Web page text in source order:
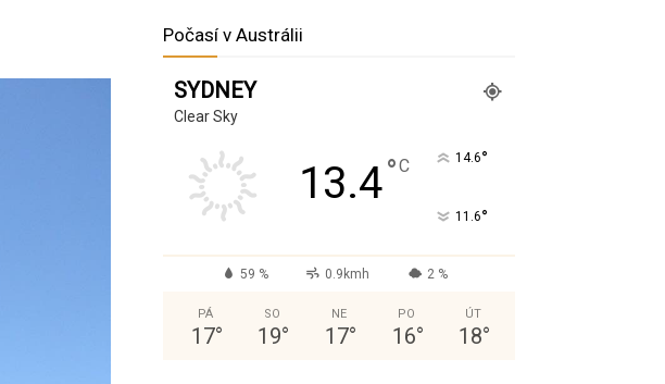
Počasí v Austrálii
SYDNEY
Clear Sky
13.4°C 14.6°
11.6°
59 % 0.9kmh 2 %
PÁ
17°
SO
19°
NE
17°
PO
16°
ÚT
18°